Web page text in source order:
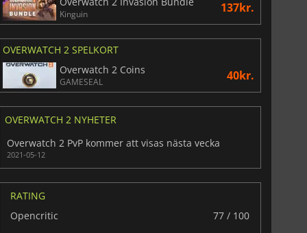
Kinguin 137kr.
OVERWATCH 2 SPELKORT
Overwatch 2 Coins
GAMESEAL 40kr.
OVERWATCH 2 NYHETER
Overwatch 2 PvP kommer att visas nästa vecka
2021-05-12
RATING
Opencritic
77 / 100